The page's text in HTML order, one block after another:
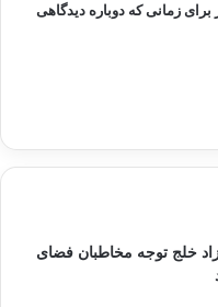
زمانی که دوباره دیدگاهی
خلج توجه مخاطبان فضای